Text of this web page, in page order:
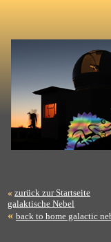
« zurück zur Startseite
galaktische Nebel
« back to home galactic